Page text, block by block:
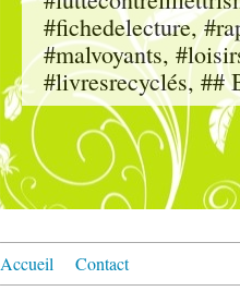
#fichedelecture,
#malvoyants,
#livresrecyclés, ##
Accueil Contact